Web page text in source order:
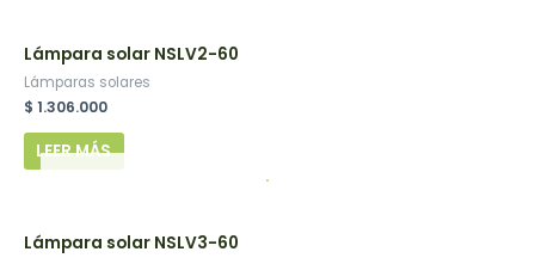
Lámpara solar NSLV2-60
Lámparas solares
$ 1.306.000
LEER MÁS
.
Lámpara solar NSLV3-60